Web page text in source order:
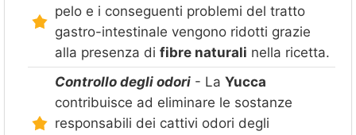
pelo e i conseguenti problemi del tratto
gastro-intestinale vengono ridotti grazie
alla presenza difibre naturali nella ricetta.
Controllo degli odori - LaYucca
contribuisce ad eliminare le sostanze
responsabili dei cattivi odori degli